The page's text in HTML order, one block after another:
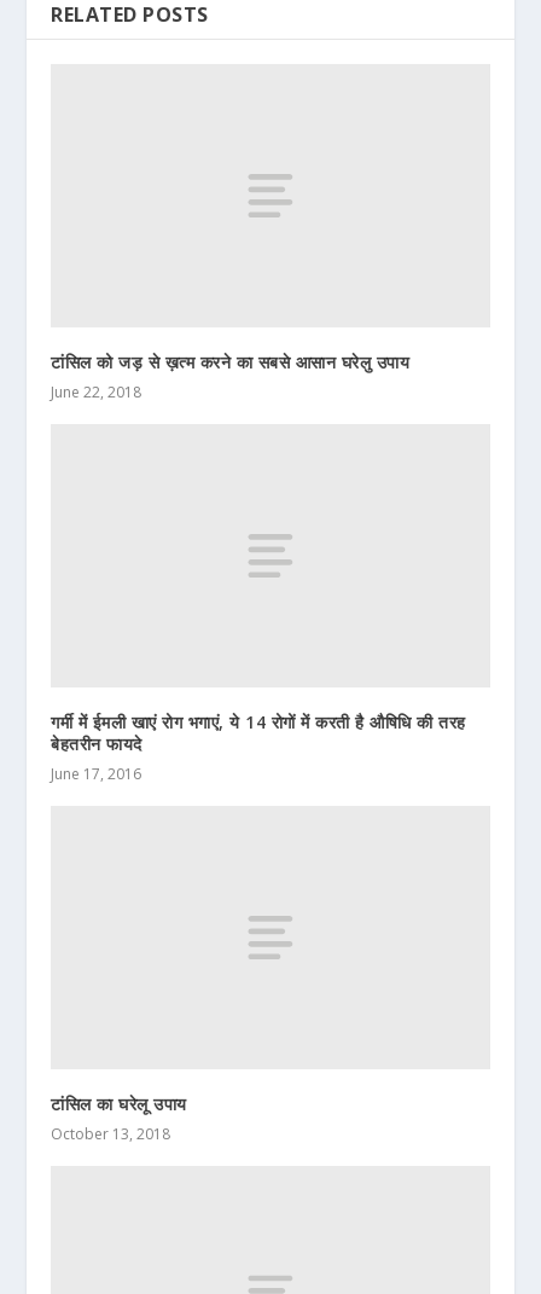
RELATED POSTS
टांसिल को जड़ से ख़त्म करने का सबसे आसान घरेलु उपाय
June 22, 2018
गर्मी में ईमली खाएं रोग भगाएं, ये 14 रोगों में करती है औषिधि की तरह
बेहतरीन फायदे
June 17, 2016
टांसिल का घरेलू उपाय
October 13, 2018